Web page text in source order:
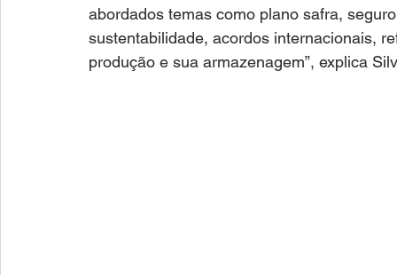
abordados temas como plano safra,
sustentabilidade, acordos internacionais,
produção e sua armazenagem”, explica